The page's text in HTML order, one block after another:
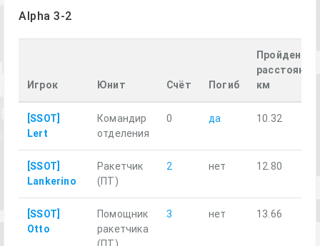
Alpha 3-2
Игрок Юнит Счёт Погиб
Пройденное
расстояние,
км
[SSOT]
Lert
Командир
отделения
0 да 10.32
[SSOT]
Lankerino
Ракетчик
(ПТ)
2 нет 12.80
[SSOT]
Otto
Помощник
ракетчика
3 нет 13.66